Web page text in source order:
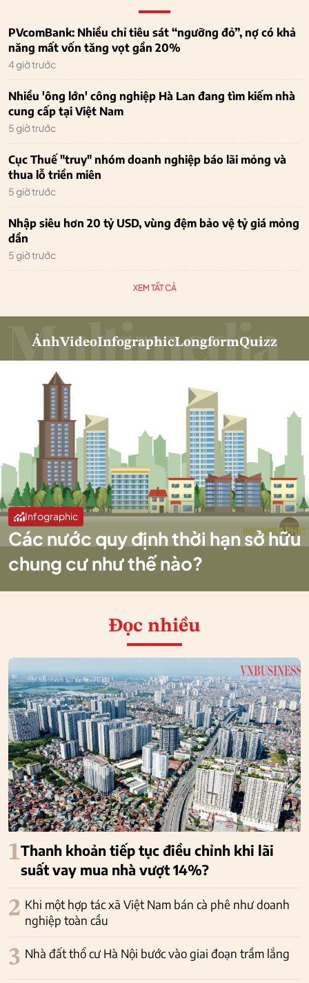
PVcomBank: Nhiều chỉ tiêu sát “ngưỡng đỏ”, nợ có khả
năng mất vốn tăng vọt gần 20%
4 giờ trước
Nhiều 'ông lớn' công nghiệp Hà Lan đang tìm kiếm nhà
cung cấp tại Việt Nam
5 giờ trước
Cục Thuế "truy" nhóm doanh nghiệp báo lãi mỏng và
thua lỗ triền miên
5 giờ trước
Nhập siêu hơn 20 tỷ USD, vùng đệm bảo vệ tỷ giá mỏng
dần
5 giờ trước
XEM TẤT CẢ
ẢnhVideoInfographicLongformQuizz
Infographic
Các nước quy định thời hạn sở hữu
chung cư như thế nào?
Đọc nhiều
1Thanh khoản tiếp tục điều chỉnh khi lãi
suất vay mua nhà vượt 14%?
2 Khi một hợp tác xã Việt Nam bán cà phê như doanh
nghiệp toàn cầu
3 Nhà đất thổ cư Hà Nội bước vào giai đoạn trầm lắng